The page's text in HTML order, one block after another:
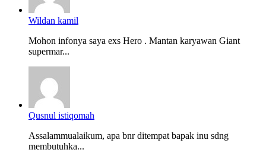
Wildan kamil
Mohon infonya saya exs Hero . Mantan karyawan Giant
supermar...
Qusnul istiqomah
Assalammualaikum, apa bnr ditempat bapak inu sdng
membutuhka...